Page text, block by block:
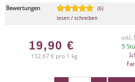
Bewertungen
(6)
lesen / schreiben
19,90 €
132,67 € pro 1 kg
inkl.
5